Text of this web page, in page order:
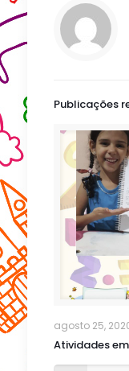
Publicações
agosto 25,
Atividades